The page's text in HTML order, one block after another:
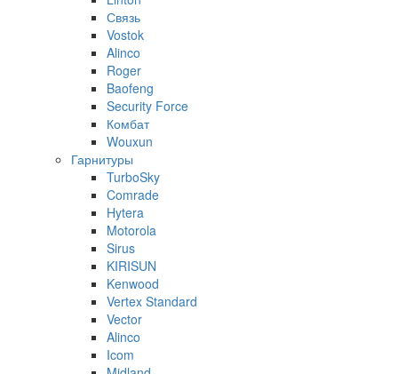
Связь
Vostok
Alinco
Roger
Baofeng
Security Force
Комбат
Wouxun
Гарнитуры
TurboSky
Comrade
Hytera
Motorola
Sirus
KIRISUN
Kenwood
Vertex Standard
Vector
Alinco
Icom